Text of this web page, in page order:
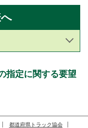
指定に関する要望
都道府県トラック協会